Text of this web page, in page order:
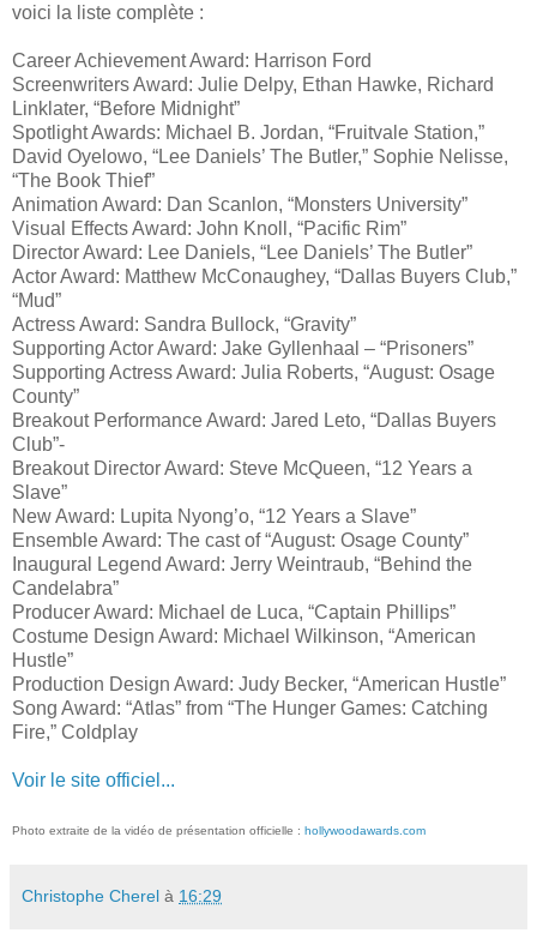
voici la liste complète :
Career Achievement Award: Harrison Ford
Screenwriters Award: Julie Delpy, Ethan Hawke, Richard
Linklater, “Before Midnight”
Spotlight Awards: Michael B. Jordan, “Fruitvale Station,”
David Oyelowo, “Lee Daniels’ The Butler,” Sophie Nelisse,
“The Book Thief”
Animation Award: Dan Scanlon, “Monsters University”
Visual Effects Award: John Knoll, “Pacific Rim”
Director Award: Lee Daniels, “Lee Daniels’ The Butler”
Actor Award: Matthew McConaughey, “Dallas Buyers Club,”
“Mud”
Actress Award: Sandra Bullock, “Gravity”
Supporting Actor Award: Jake Gyllenhaal – “Prisoners”
Supporting Actress Award: Julia Roberts, “August: Osage
County”
Breakout Performance Award: Jared Leto, “Dallas Buyers
Club”-
Breakout Director Award: Steve McQueen, “12 Years a
Slave”
New Award: Lupita Nyong’o, “12 Years a Slave”
Ensemble Award: The cast of “August: Osage County”
Inaugural Legend Award: Jerry Weintraub, “Behind the
Candelabra”
Producer Award: Michael de Luca, “Captain Phillips”
Costume Design Award: Michael Wilkinson, “American
Hustle”
Production Design Award: Judy Becker, “American Hustle”
Song Award: “Atlas” from “The Hunger Games: Catching
Fire,” Coldplay
Voir le site officiel...
Photo extraite de la vidéo de présentation officielle : hollywoodawards.com
Christophe Cherel à 16:29